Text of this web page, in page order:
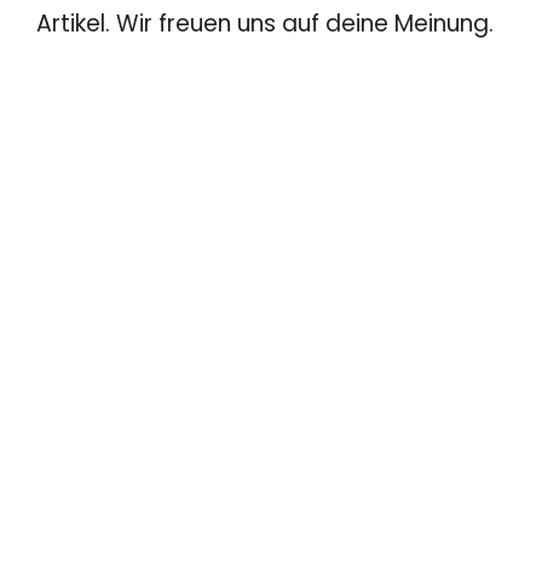
Artikel. Wir freuen uns auf deine Meinung.